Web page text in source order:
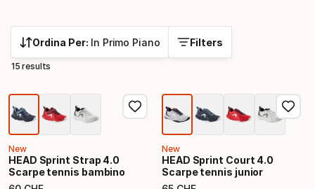
Ordina Per: In Primo Piano Filters
15 results
New
HEAD Sprint Strap 4.0
Scarpe tennis bambino
New
HEAD Sprint Court 4.0
Scarpe tennis junior